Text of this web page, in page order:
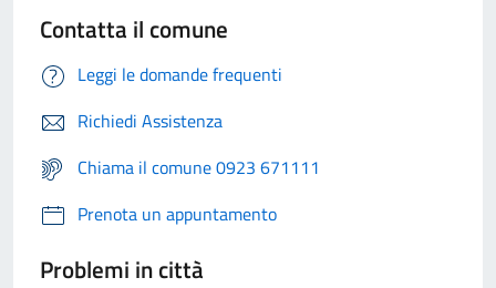
Contatta il comune
Leggi le domande frequenti
Richiedi Assistenza
Chiama il comune 0923 671111
Prenota un appuntamento
Problemi in città